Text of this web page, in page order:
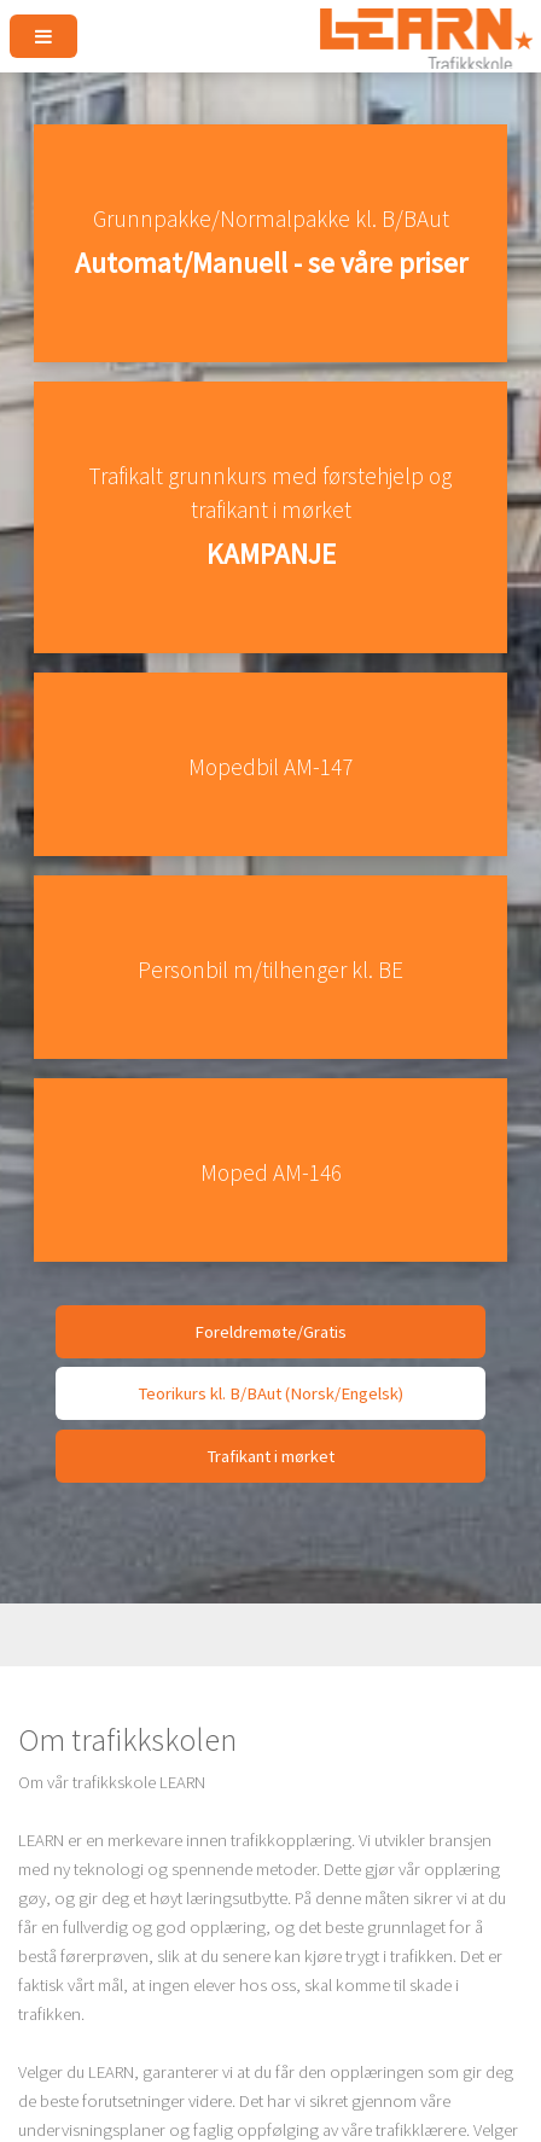
Grunnpakke/Normalpakke kl. B/BAut
Automat/Manuell - se våre priser
Trafikalt grunnkurs med førstehjelp og
trafikant i mørket
KAMPANJE
Mopedbil AM-147
Personbil m/tilhenger kl. BE
Moped AM-146
Foreldremøte/Gratis
Teorikurs kl. B/BAut (Norsk/Engelsk)
Trafikant i mørket
Om trafikkskolen
Om vår trafikkskole LEARN
LEARN er en merkevare innen trafikkopplæring. Vi utvikler bransjen
med ny teknologi og spennende metoder. Dette gjør vår opplæring
gøy, og gir deg et høyt læringsutbytte. På denne måten sikrer vi at du
får en fullverdig og god opplæring, og det beste grunnlaget for å
bestå førerprøven, slik at du senere kan kjøre trygt i trafikken. Det er
faktisk vårt mål, at ingen elever hos oss, skal komme til skade i
trafikken.
Velger du LEARN, garanterer vi at du får den opplæringen som gir deg
de beste forutsetninger videre. Det har vi sikret gjennom våre
undervisningsplaner og faglig oppfølging av våre trafikklærere. Velger